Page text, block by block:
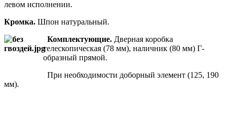
левом исполнении.
Кромка. Шпон натуральный.
Комплектующие. Дверная коробка
телескопическая (78 мм), наличник (80 мм) Г-
образный прямой.
При необходимости доборный элемент (125, 190
мм).